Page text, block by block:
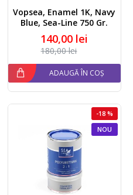
Vopsea, Enamel 1K, Navy
Blue, Sea-Line 750 Gr.
140,00 lei
180,00 lei
ADAUGĂ ÎN COȘ
NOU
-18 %